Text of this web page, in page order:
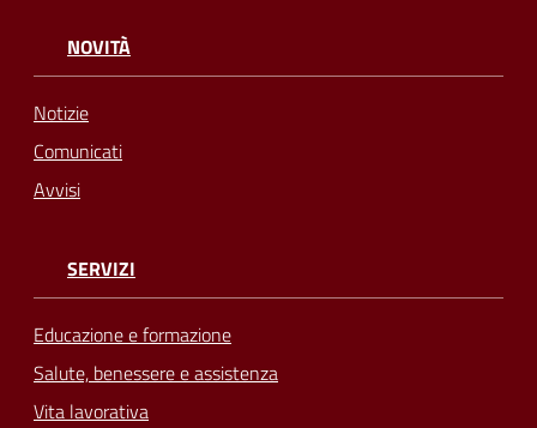
NOVITÀ
Notizie
Comunicati
Avvisi
SERVIZI
Educazione e formazione
Salute, benessere e assistenza
Vita lavorativa